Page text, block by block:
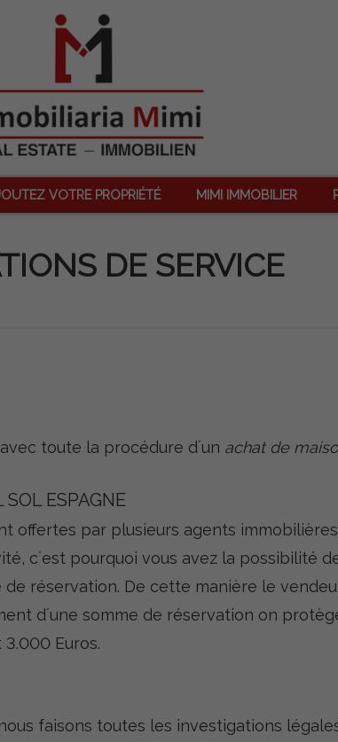
VOTRE PROPRIÉTÉ MIMI IMMOBILIER
DE SERVICE
toute la procédure d´un achat de
SOL ESPAGNE
offertes par plusieurs agents
c´est pourquoi vous avez la possibilité
de réservation. De cette manière le
d´une somme de réservation on
Euros.
faisons toutes les investigations